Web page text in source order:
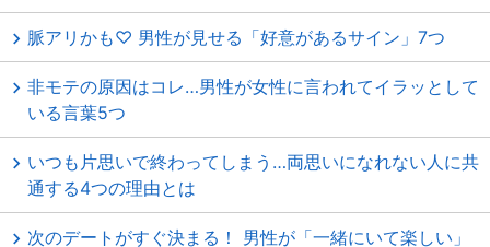
脈アリかも♡ 男性が見せる「好意があるサイン」7つ
非モテの原因はコレ…男性が女性に言われてイラッとして
いる言葉5つ
いつも片思いで終わってしまう…両思いになれない人に共
通する4つの理由とは
次のデートがすぐ決まる！ 男性が「一緒にいて楽しい」